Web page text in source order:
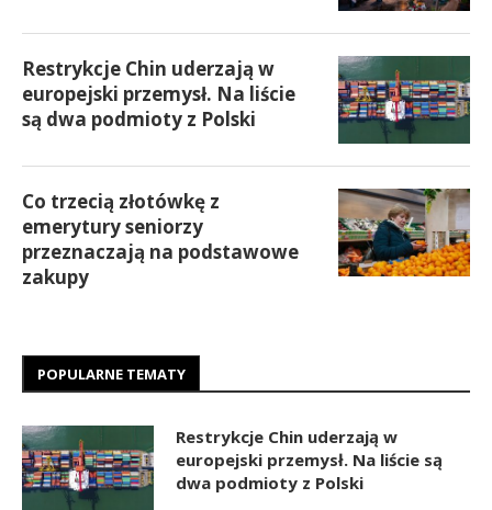
Restrykcje Chin uderzają w
europejski przemysł. Na liście
są dwa podmioty z Polski
Co trzecią złotówkę z
emerytury seniorzy
przeznaczają na podstawowe
zakupy
POPULARNE TEMATY
Restrykcje Chin uderzają w
europejski przemysł. Na liście są
dwa podmioty z Polski